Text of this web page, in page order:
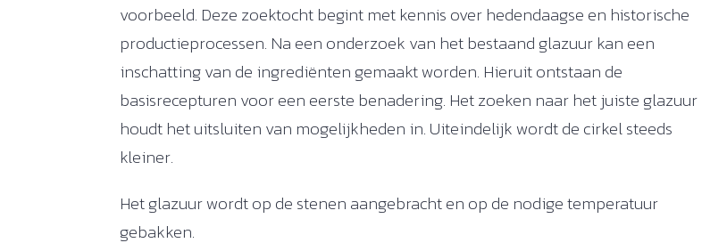
voorbeeld. Deze zoektocht begint met kennis over hedendaagse en historische
productieprocessen. Na een onderzoek van het bestaand glazuur kan een
inschatting van de ingrediënten gemaakt worden. Hieruit ontstaan de
basisrecepturen voor een eerste benadering. Het zoeken naar het juiste glazuur
houdt het uitsluiten van mogelijkheden in. Uiteindelijk wordt de cirkel steeds
kleiner.
Het glazuur wordt op de stenen aangebracht en op de nodige temperatuur
gebakken.